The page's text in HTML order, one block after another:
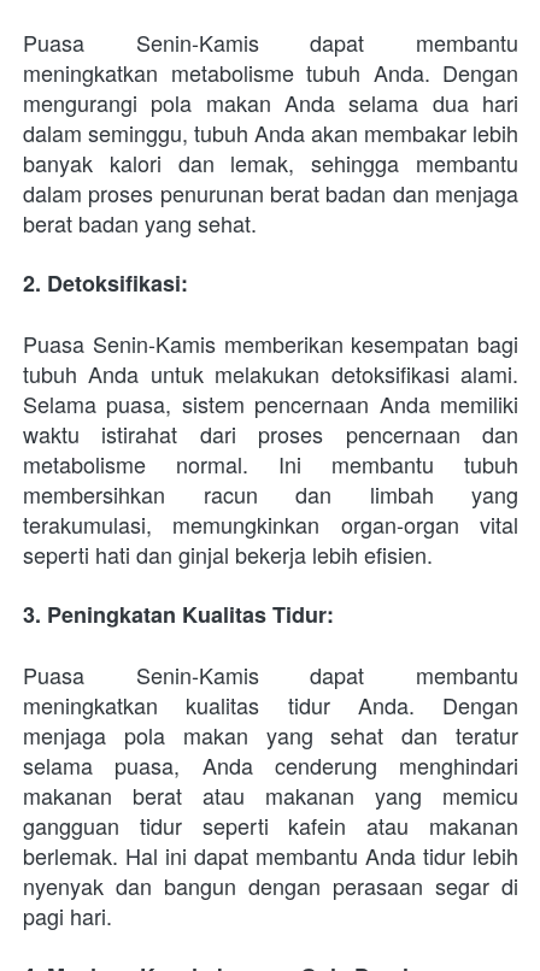
Puasa Senin-Kamis dapat membantu
meningkatkan metabolisme tubuh Anda. Dengan
mengurangi pola makan Anda selama dua hari
dalam seminggu, tubuh Anda akan membakar lebih
banyak kalori dan lemak, sehingga membantu
dalam proses penurunan berat badan dan menjaga
berat badan yang sehat.
2. Detoksifikasi:
Puasa Senin-Kamis memberikan kesempatan bagi
tubuh Anda untuk melakukan detoksifikasi alami.
Selama puasa, sistem pencernaan Anda memiliki
waktu istirahat dari proses pencernaan dan
metabolisme normal. Ini membantu tubuh
membersihkan racun dan limbah yang
terakumulasi, memungkinkan organ-organ vital
seperti hati dan ginjal bekerja lebih efisien.
3. Peningkatan Kualitas Tidur:
Puasa Senin-Kamis dapat membantu
meningkatkan kualitas tidur Anda. Dengan
menjaga pola makan yang sehat dan teratur
selama puasa, Anda cenderung menghindari
makanan berat atau makanan yang memicu
gangguan tidur seperti kafein atau makanan
berlemak. Hal ini dapat membantu Anda tidur lebih
nyenyak dan bangun dengan perasaan segar di
pagi hari.